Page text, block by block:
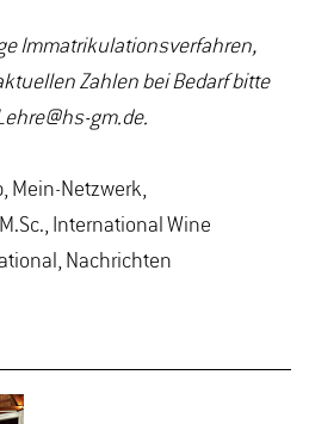
Immatrikulationsverfahren,
Zahlen bei Bedarf bitte
gm.de.
Mein-Netzwerk,
International Wine
Nachrichten